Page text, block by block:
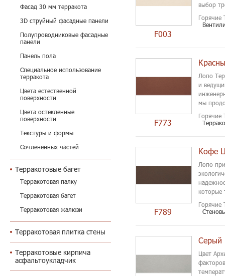
Фасад 30 мм терракота
3D струйный фасадные панели
Полупроводниковые фасадные
панели
Панель пола
Специальное использование
терракота
Цвета естественной
поверхности
Цвета остекленные
поверхности
Текстуры и формы
Сочлененных частей
Терракотовые багет
Терракотовая палку
Терракотовая багет
Терракотовая жалюзи
Терракотовая плитка стены
Терракотовые кирпича
асфальтоукладчик
F003
выбор
Горячие
F773
Лопо
и
мы
Горячие
F789
Кофе
Лопо
которые
Горячие
Серый
Цвет